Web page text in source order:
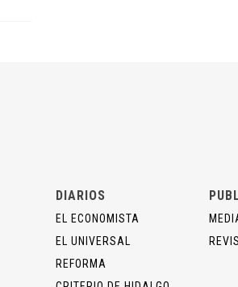
DIARIOS
EL ECONOMISTA
EL UNIVERSAL
REFORMA